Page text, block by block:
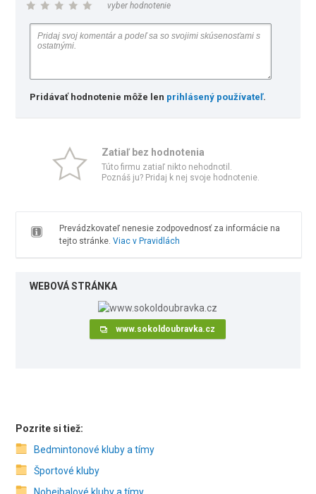
vyber hodnotenie
Pridávať hodnotenie môže len prihlásený používateľ.
Zatiaľ bez hodnotenia
Túto firmu zatiaľ nikto nehodnotil.
Poznáš ju? Pridaj k nej svoje hodnotenie.
Prevádzkovateľ nenesie zodpovednosť za informácie na
tejto stránke. Viac v Pravidlách
WEBOVÁ STRÁNKA
www.sokoldoubravka.cz
Pozrite si tiež:
Bedmintonové kluby a tímy
Športové kluby